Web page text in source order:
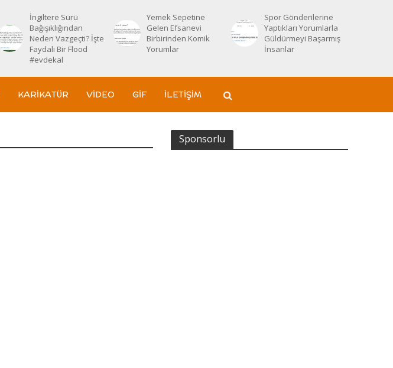
İngiltere Sürü
Bağışıklığından
Neden Vazgeçti? İşte
Faydalı Bir Flood
#evdekal
Yemek Sepetine
Gelen Efsanevi
Birbirinden Komik
Yorumlar
Spor Gönderilerine
Yaptıkları Yorumlarla
Güldürmeyi Başarmış
İnsanlar
KARIKATÜR VIDEO GIF İLETIŞIM
Sponsorlu